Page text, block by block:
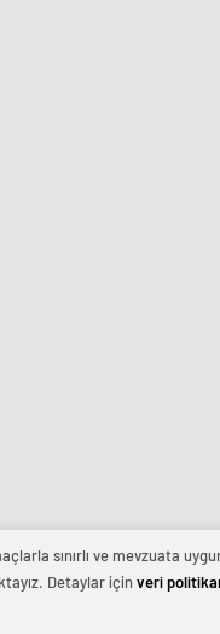
sınırlı ve mevzuata
Detaylar içinveri